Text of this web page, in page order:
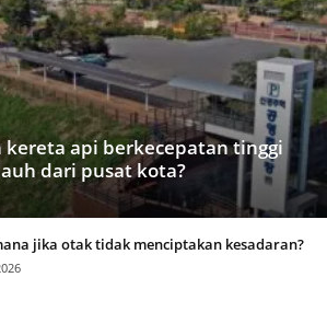
kereta api berkecepatan tinggi
dari pusat kota?
jika otak tidak menciptakan kesadaran?